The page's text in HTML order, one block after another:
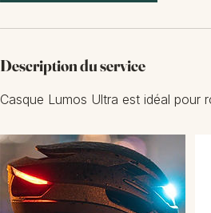
Description du service
Casque Lumos Ultra est idéal pour